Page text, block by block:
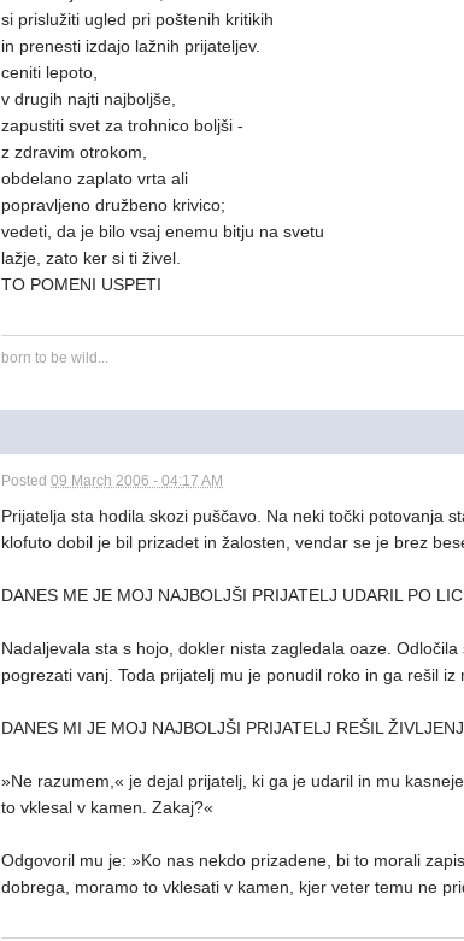
si prislužiti ugled pri poštenih kritikih
in prenesti izdajo lažnih prijateljev.
ceniti lepoto,
v drugih najti najboljše,
zapustiti svet za trohnico boljši -
z zdravim otrokom,
obdelano zaplato vrta ali
popravljeno družbeno krivico;
vedeti, da je bilo vsaj enemu bitju na svetu
lažje, zato ker si ti živel.
TO POMENI USPETI
born to be wild...
Posted09 March 2006 - 04:17 AM
Prijatelja sta hodila skozi puščavo. Na neki točki potovanja
klofuto dobil je bil prizadet in žalosten, vendar se je brez
DANES ME JE MOJ NAJBOLJŠI PRIJATELJ UDARIL PO
Nadaljevala sta s hojo, dokler nista zagledala oaze.
pogrezati vanj. Toda prijatelj mu je ponudil roko in ga rešil
DANES MI JE MOJ NAJBOLJŠI PRIJATELJ REŠIL
»Ne razumem,« je dejal prijatelj, ki ga je udaril in mu
to vklesal v kamen. Zakaj?«
Odgovoril mu je: »Ko nas nekdo prizadene, bi to morali
dobrega, moramo to vklesati v kamen, kjer veter temu ne